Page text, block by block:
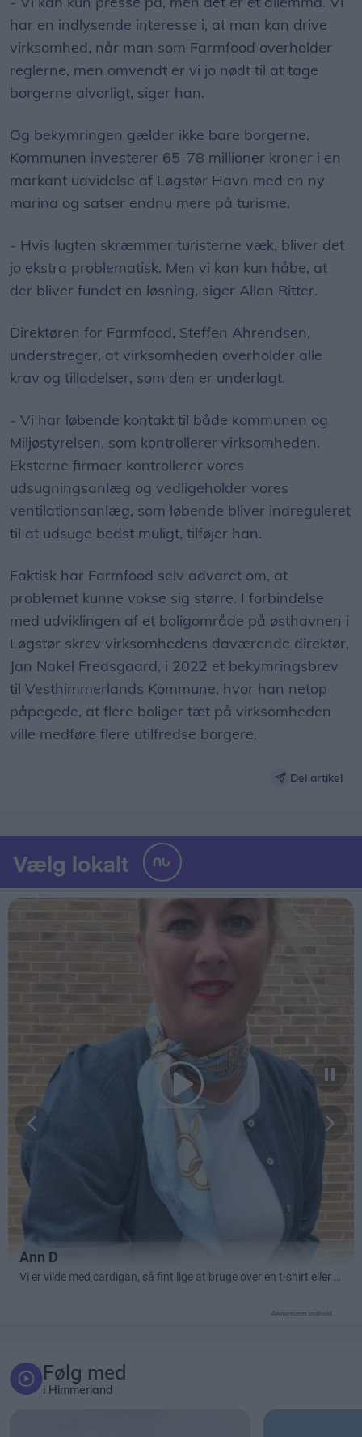
har en indlysende interesse i, at man kan drive
virksomhed, når man som Farmfood overholder
reglerne, men omvendt er vi jo nødt til at tage
borgerne alvorligt, siger han.
Og bekymringen gælder ikke bare borgerne.
Kommunen investerer 65-78 millioner kroner i en
markant udvidelse af Løgstør Havn med en ny
marina og satser endnu mere på turisme.
- Hvis lugten skræmmer turisterne væk, bliver det
jo ekstra problematisk. Men vi kan kun håbe, at
der bliver fundet en løsning, siger Allan Ritter.
Direktøren for Farmfood, Steffen Ahrendsen,
understreger, at virksomheden overholder alle
krav og tilladelser, som den er underlagt.
- Vi har løbende kontakt til både kommunen og
Miljøstyrelsen, som kontrollerer virksomheden.
Eksterne firmaer kontrollerer vores
udsugningsanlæg og vedligeholder vores
ventilationsanlæg, som løbende bliver indreguleret
til at udsuge bedst muligt, tilføjer han.
Faktisk har Farmfood selv advaret om, at
problemet kunne vokse sig større. I forbindelse
med udviklingen af et boligområde på østhavnen i
Løgstør skrev virksomhedens daværende direktør,
Jan Nakel Fredsgaard, i 2022 et bekymringsbrev
til Vesthimmerlands Kommune, hvor han netop
påpegede, at flere boliger tæt på virksomheden
ville medføre flere utilfredse borgere.
Del artikel
Annonceret indhold
Følg med
i Himmerland